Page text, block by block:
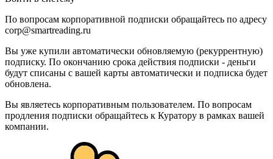
По вопросам корпоративной подписки обращайтесь по адресу
corp@smartreading.ru
Вы уже купили автоматически обновляемую (рекуррентную)
подписку. По окончанию срока действия подписки - деньги
будут списаны с вашей карты автоматически и подписка будет
обновлена.
Вы являетесь корпоративным пользователем. По вопросам
продления подписки обращайтесь к Куратору в рамках вашей
компании.